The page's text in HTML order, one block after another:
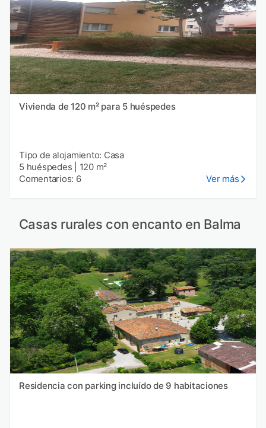
Vivienda de 120 m² para 5 huéspedes
Tipo de alojamiento: Casa
5 huéspedes
120 m²
Comentarios: 6
Ver más
Casas rurales con encanto en Balma
Residencia con parking incluído de 9 habitaciones